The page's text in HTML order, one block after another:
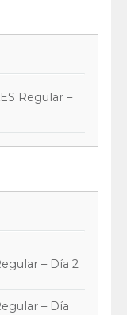
Regular –
– Día 2
– Día